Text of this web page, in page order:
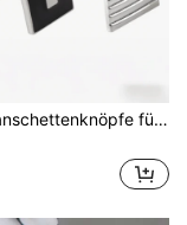
2/8 Stücke Manschettenknöpfe für Herren, modische Manschettenknöpfe für Herren, silberne Manschettenknöpfe als Geschenk für Vater, Ehemann, Freund, Büro, Hochzeit